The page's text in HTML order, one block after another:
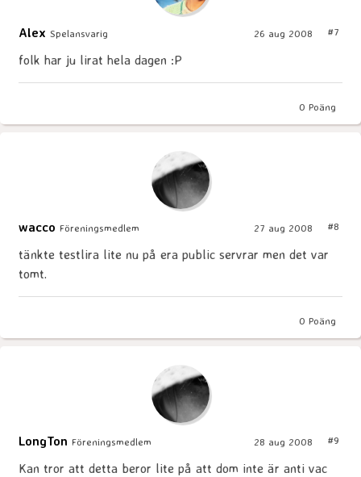
Alex Spelansvarig 26 aug 2008 #7
folk har ju lirat hela dagen :P
0 Poäng
wacco Föreningsmedlem 27 aug 2008 #8
tänkte testlira lite nu på era public servrar men det var
tomt.
0 Poäng
LongTon Föreningsmedlem 28 aug 2008 #9
Kan tror att detta beror lite på att dom inte är anti vac